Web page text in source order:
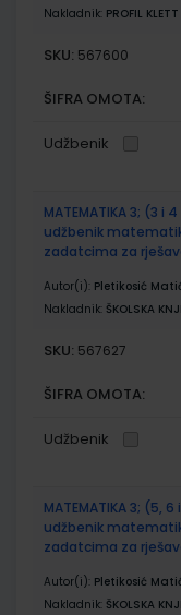
Nakladnik: PROFIL
SKU: 567600
ŠIFRA OMOTA:
Udžbenik
MATEMATIKA 3; (3
udžbenik
zadatcima za
Autor(i): Pletikosić
Nakladnik: ŠKOLSKA
SKU: 567627
ŠIFRA OMOTA:
Udžbenik
MATEMATIKA 3; (5,
udžbenik
zadatcima za
Autor(i): Pletikosić
Nakladnik: ŠKOLSKA